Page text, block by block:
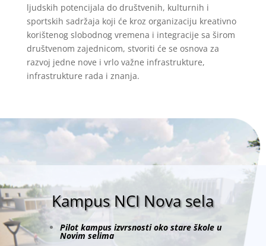
ljudskih potencijala do društvenih, kulturnih i
sportskih sadržaja koji će kroz organizaciju kreativno
korištenog slobodnog vremena i integracije sa širom
društvenom zajednicom, stvoriti će se osnova za
razvoj jedne nove i vrlo važne infrastrukture,
infrastrukture rada i znanja.
Kampus NCI Nova sela
Pilot kampus izvrsnosti oko stare škole u
Novim selima